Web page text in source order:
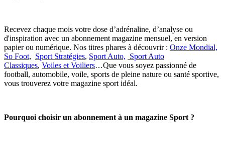
Recevez chaque mois votre dose d’adrénaline, d’analyse ou
d'inspiration avec un abonnement magazine mensuel, en version
papier ou numérique. Nos titres phares à découvrir : Onze Mondial,
So Foot, Sport Stratégies, Sport Auto, Sport Auto
Classiques, Voiles et Voiliers…Que vous soyez passionné de
football, automobile, voile, sports de pleine nature ou santé sportive,
vous trouverez votre magazine sport idéal.
Pourquoi choisir un abonnement à un magazine Sport ?